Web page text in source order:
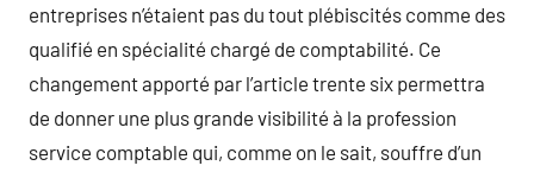
entreprises n’étaient pas du tout plébiscités comme des
qualifié en spécialité chargé de comptabilité. Ce
changement apporté par l’article trente six permettra
de donner une plus grande visibilité à la profession
service comptable qui, comme on le sait, souffre d’un